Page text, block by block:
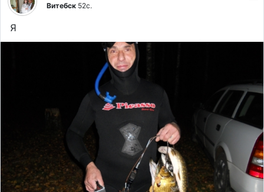
Витебск 52с.
Я